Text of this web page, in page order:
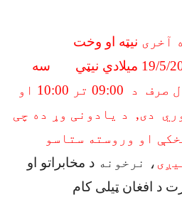
آخری نیټه او وخت
/5/2026 میلادي نیټي سه
صرف د 09:00
تر 10:00 او
د یادونی وړ ده چی
او وروسته ستاسو
، نرخونه د مخابراتو او
د افغان ټیلی کام